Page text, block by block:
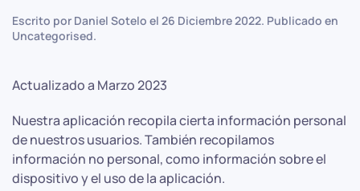
Escrito por Daniel Sotelo el 26 Diciembre 2022. Publicado en
Uncategorised.
Actualizado a Marzo 2023
Nuestra aplicación recopila cierta información personal
de nuestros usuarios. También recopilamos
información no personal, como información sobre el
dispositivo y el uso de la aplicación.